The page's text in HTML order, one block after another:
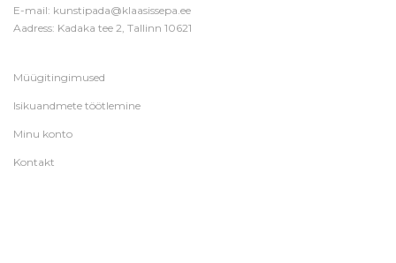
E-mail: kunstipada@klaasissepa.ee
Aadress: Kadaka tee 2, Tallinn 10621
Müügitingimused
Isikuandmete töötlemine
Minu konto
Kontakt